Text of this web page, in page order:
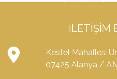
İLETIŞIM
Kestel Mahallesi
07425 Alanya /